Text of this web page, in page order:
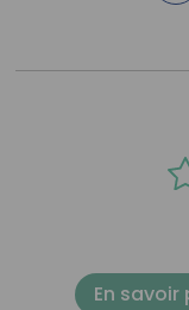
En savoir